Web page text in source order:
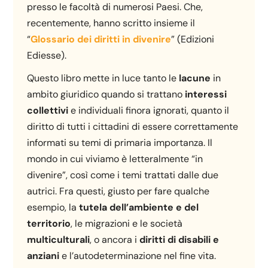
presso le facoltà di numerosi Paesi. Che,
recentemente, hanno scritto insieme il
“Glossario dei diritti in divenire” (Edizioni
Ediesse).
Questo libro mette in luce tanto le lacune in
ambito giuridico quando si trattano interessi
collettivie individuali finora ignorati, quanto il
diritto di tutti i cittadini di essere correttamente
informati su temi di primaria importanza. Il
mondo in cui viviamo è letteralmente “in
divenire”, così come i temi trattati dalle due
autrici. Fra questi, giusto per fare qualche
esempio, latutela dell’ambiente e del
territorio, le migrazioni e le società
multiculturali, o ancora idiritti di disabili e
anzianie l’autodeterminazione nel fine vita.